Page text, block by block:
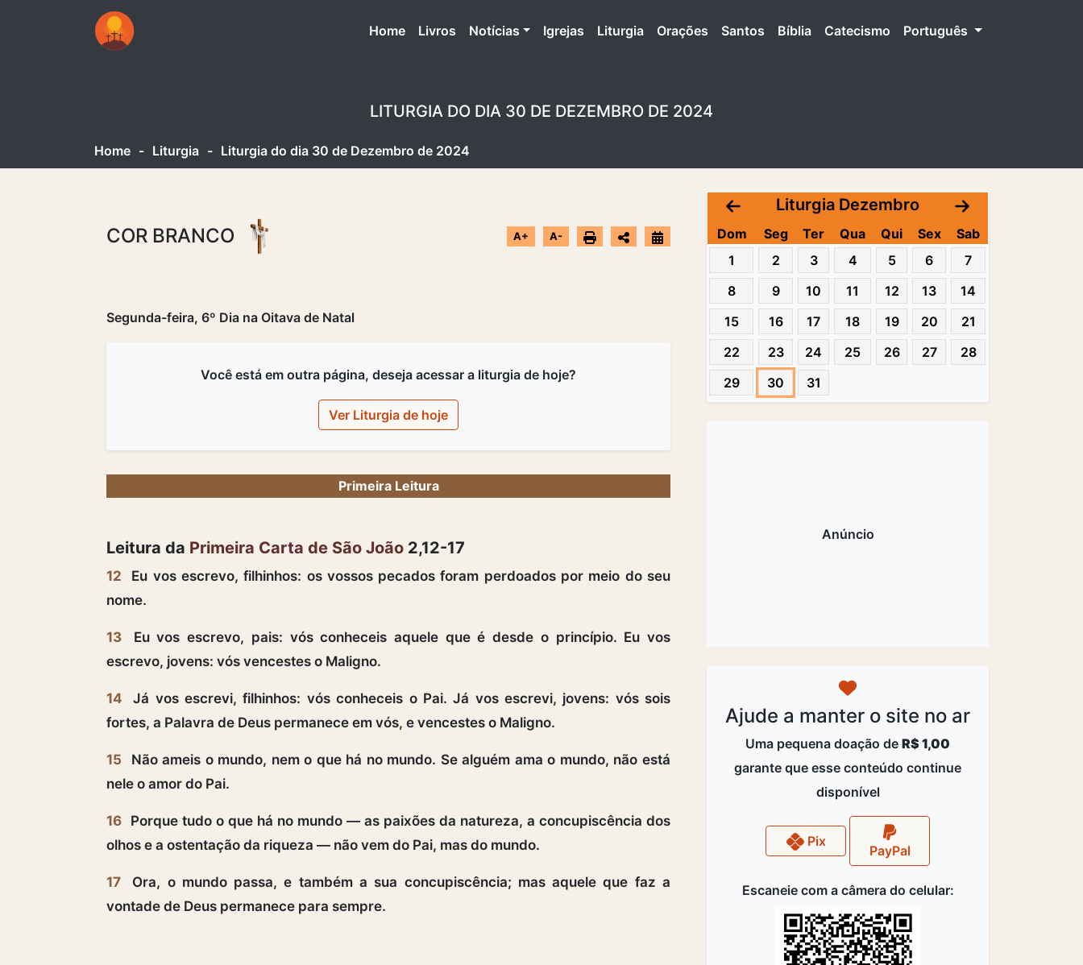
Home(atual)
Livros Notícias Igrejas Liturgia Orações Santos Bíblia Catecismo Português
LITURGIA DO DIA 30 DE DEZEMBRO DE 2024
Home - Liturgia - Liturgia do dia 30 de Dezembro de 2024
COR BRANCO A+ A-
Segunda-feira, 6º Dia na Oitava de Natal
Você está em outra página, deseja acessar a liturgia de hoje?
Ver Liturgia de hoje
Primeira Leitura
Leitura da Primeira Carta de São João 2,12-17
12
Eu vos escrevo, filhinhos: os vossos pecados foram perdoados por meio do seu
nome.
13
Eu vos escrevo, pais: vós conheceis aquele que é desde o princípio. Eu vos
escrevo, jovens: vós vencestes o Maligno.
14
Já vos escrevi, filhinhos: vós conheceis o Pai. Já vos escrevi, jovens: vós sois
fortes, a Palavra de Deus permanece em vós, e vencestes o Maligno.
15
Não ameis o mundo, nem o que há no mundo. Se alguém ama o mundo, não está
nele o amor do Pai.
16 Porque tudo o que há no mundo — as paixões da natureza, a concupiscência dos
olhos e a ostentação da riqueza — não vem do Pai, mas do mundo.
17
Ora, o mundo passa, e também a sua concupiscência; mas aquele que faz a
vontade de Deus permanece para sempre.
Liturgia Dezembro
Dom Seg Ter Qua Qui Sex
Sab
1
2 3 4 5 6
7
8
9 10 11 12 13
14
15
16 17 18 19 20
21
22
23 24 25 26 27
28
29
30 31
Ajude a manter o site no ar
Uma pequena doação de R$ 1,00
garante que esse conteúdo continue
disponível
Pix
PayPal
Escaneie com a câmera do celular: